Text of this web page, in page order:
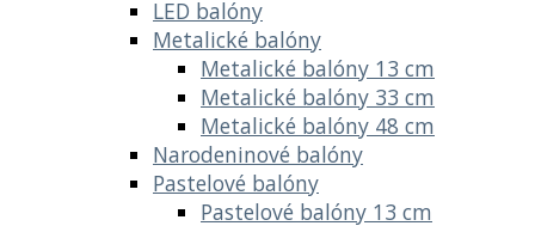
LED balóny
Metalické balóny
Metalické balóny 13 cm
Metalické balóny 33 cm
Metalické balóny 48 cm
Narodeninové balóny
Pastelové balóny
Pastelové balóny 13 cm